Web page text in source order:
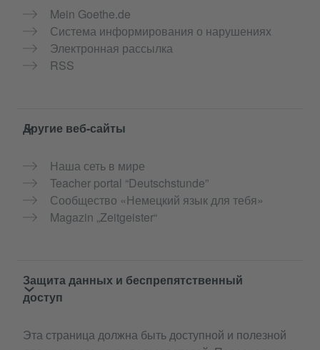
Mein Goethe.de
Система информирования о нарушениях
Электронная рассылка
RSS
Другие веб-сайты
Наша сеть в мире
Teacher portal “Deutschstunde”
Сообщество «Немецкий язык для тебя»
Magazin „Zeitgeister“
Защита данных и беспрепятственный
доступ
Эта страница должна быть доступной и полезной